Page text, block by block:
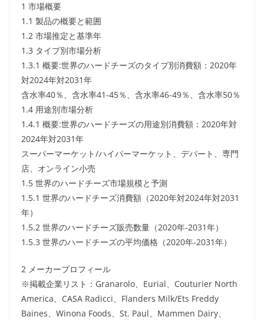
1 市場概要
1.1 製品の概要と範囲
1.2 市場推定と基準年
1.3 タイプ別市場分析
1.3.1 概要:世界のハードチーズのタイプ別消費額：2020年
対2024年対2031年
含水率40％、含水率41-45％、含水率46-49％、含水率50％
1.4 用途別市場分析
1.4.1 概要:世界のハードチーズの用途別消費額：2020年対
2024年対2031年
スーパーマーケット/ハイパーマーケット、デパート、専門
店、オンライン小売
1.5 世界のハードチーズ市場規模と予測
1.5.1 世界のハードチーズ消費額（2020年対2024年対2031
年）
1.5.2 世界のハードチーズ販売数量（2020年-2031年）
1.5.3 世界のハードチーズの平均価格（2020年-2031年）
2 メーカープロフィール
※掲載企業リスト：Granarolo、Eurial、Couturier North
America、CASA Radicci、Flanders Milk/Ets Freddy
Baines、Winona Foods、St. Paul、Mammen Dairy、